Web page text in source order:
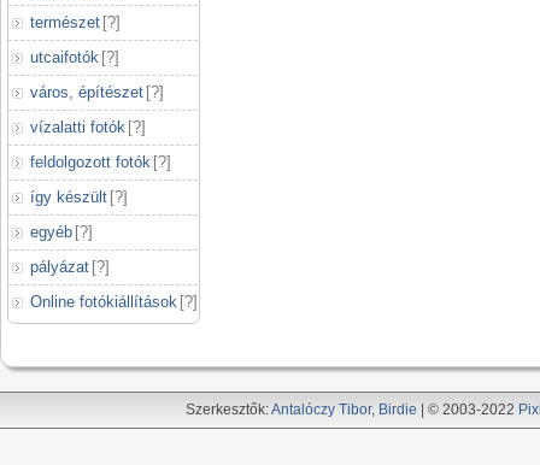
természet [?]
utcaifotók [?]
város, építészet [?]
vízalatti fotók [?]
feldolgozott fotók [?]
így készült [?]
egyéb [?]
pályázat [?]
Online fotókiállítások [?]
Szerkesztők:Antalóczy Tibor, Birdie | © 2003-2022